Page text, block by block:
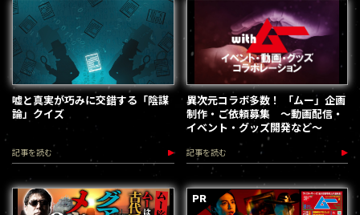
嘘と真実が巧みに交錯する「陰謀
論」クイズ
記事を読む
異次元コラボ多数！ 「ムー」企画
制作・ご依頼募集 ～動画配信・
イベント・グッズ開発など～
記事を読む